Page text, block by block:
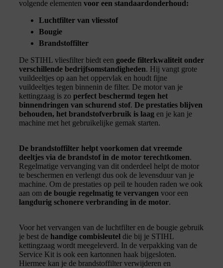
volgende elementen voor een standaardonderhoud:
Luchtfilter van vliesstof
Bougie
Brandstoffilter
De STIHL vliesfilter biedt een goede filterkwaliteit onder
verschillende bedrijfsomstandigheden. Hij vangt grote
vuildeeltjes op aan het oppervlak en houdt fijne
vuildeeltjes tegen binnenin de filter. De motor van je
kettingzaag is zo perfect beschermd tegen het
binnendringen van schurend stof. De prestaties blijven
behouden, het brandstofverbruik is laag en je kan je
machine met het gebruikelijke gemak starten.
De brandstoffilter helpt voorkomen dat vreemde
deeltjes via de brandstof in de motor terechtkomen.
Regelmatige vervanging van dit onderdeel helpt de motor
te beschermen en verlengt dus ook de levensduur van je
machine. Om de prestaties op peil te houden raden we ook
aan om de bougie regelmatig te vervangen voor een
langdurig schonere verbranding in de motor.
Voor het vervangen van de luchtfilter en de bougie gebruik
je best de handige combisleutel die bij je STIHL
kettingzaag wordt meegeleverd. In de verpakking van de
Service Kit is ook een kartonnen haak bijgesloten.
Hiermee kan je de brandstoffilter verwijderen en